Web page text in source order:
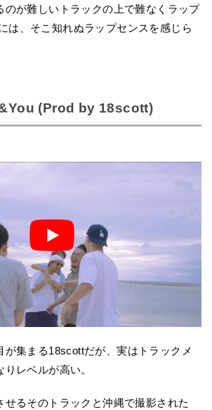
のが難しいトラックの上で難なくラップ
は、そこ知れぬラップセンスを感じら
(Prod by 18scott)
が集まる18scottだが、実はトラックメ
レベルが高い。
せるそのトラックと沖縄で撮影された